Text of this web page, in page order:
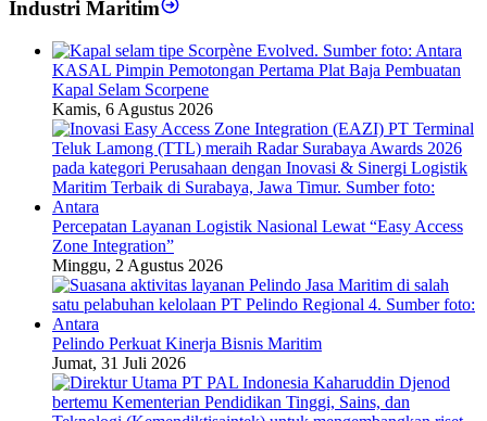
Industri Maritim
KASAL Pimpin Pemotongan Pertama Plat Baja Pembuatan
Kapal Selam Scorpene
Kamis, 6 Agustus 2026
Percepatan Layanan Logistik Nasional Lewat “Easy Access
Zone Integration”
Minggu, 2 Agustus 2026
Pelindo Perkuat Kinerja Bisnis Maritim
Jumat, 31 Juli 2026